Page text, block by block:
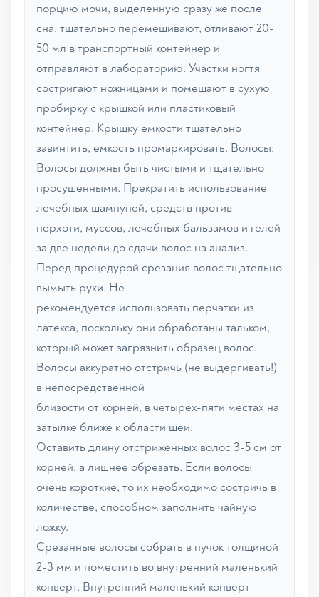
порцию мочи, выделенную сразу же после
сна, тщательно перемешивают, отливают 20-
50 мл в транспортный контейнер и
отправляют в лабораторию. Участки ногтя
состригают ножницами и помещают в сухую
пробирку с крышкой или пластиковый
контейнер. Крышку емкости тщательно
завинтить, емкость промаркировать. Волосы:
Волосы должны быть чистыми и тщательно
просушенными. Прекратить использование
лечебных шампуней, средств против
перхоти, муссов, лечебных бальзамов и гелей
за две недели до сдачи волос на анализ.
Перед процедурой срезания волос тщательно
вымыть руки. Не
рекомендуется использовать перчатки из
латекса, поскольку они обработаны тальком,
который может загрязнить образец волос.
Волосы аккуратно отстричь (не выдергивать!)
в непосредственной
близости от корней, в четырех-пяти местах на
затылке ближе к области шеи.
Оставить длину отстриженных волос 3-5 см от
корней, а лишнее обрезать. Если волосы
очень короткие, то их необходимо состричь в
количестве, способном заполнить чайную
ложку.
Срезанные волосы собрать в пучок толщиной
2-3 мм и поместить во внутренний маленький
конверт. Внутренний маленький конверт